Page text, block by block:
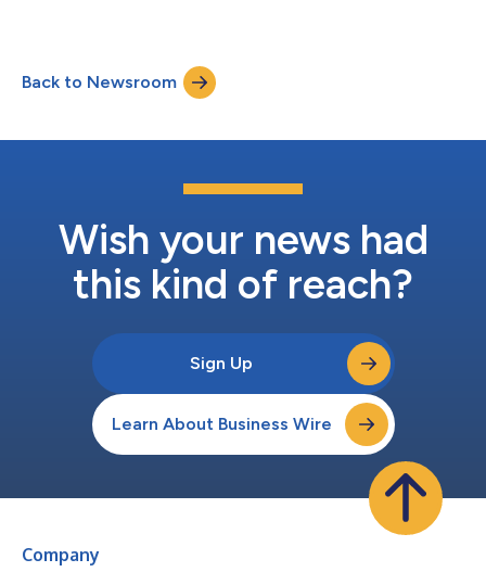
があるブルトン型チロシンキナーゼ（BTK）分解薬
tacabrutideg（BGB-16673）の最新結果では、前治療歴のある
再発・難治性（R/R）慢性リンパ性白血病／小リンパ球性リンパ
患者でも初期の抗腫瘍活性が認められました。さらに、
BEQALZI™（ソンロトクラックス）との全経口併用療法（ZS）
の結果からも、複数のB細胞悪性腫瘍で迅速かつ深く持続的な奏
カル・オフィサー（CMO）であるアミット・アガル...
Back to Newsroom
Wish your news had
this kind of reach?
Sign Up
Learn About Business Wire
Company